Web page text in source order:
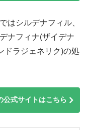
はシルデナフィル、
ナフィナ(ザイデナ
ドラジェネリク)の処
公式サイトはこちら